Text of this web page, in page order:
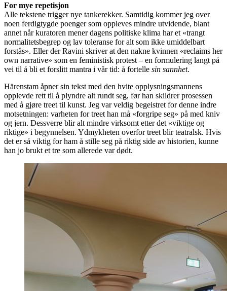
For mye repetisjon
Alle tekstene trigger nye tankerekker. Samtidig kommer jeg over
noen ferdigtygde poenger som oppleves mindre utvidende, blant
annet når kuratoren mener dagens politiske klima har et «trangt
normalitetsbegrep og lav toleranse for alt som ikke umiddelbart
forstås». Eller der Ravini skriver at den nakne kvinnen «reclaims her
own narrative» som en feministisk protest – en formulering langt på
vei til å bli et forslitt mantra i vår tid: å fortelle sin sannhet.
Härenstam åpner sin tekst med den hvite opplysningsmannens
opplevde rett til å plyndre alt rundt seg, før han skildrer prosessen
med å gjøre treet til kunst. Jeg var veldig begeistret for denne indre
motsetningen: varheten for treet han må «forgripe seg» på med kniv
og jern. Dessverre blir alt mindre virksomt etter det «viktige og
riktige» i begynnelsen. Ydmykheten overfor treet blir teatralsk. Hvis
det er så viktig for ham å stille seg på riktig side av historien, kunne
han jo brukt et tre som allerede var dødt.